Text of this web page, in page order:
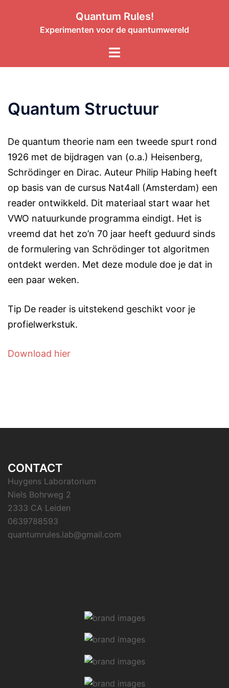
Quantum Rules!
Experimenten voor de quantumwereld
Quantum Structuur
De quantum theorie nam een tweede spurt rond
1926 met de bijdragen van (o.a.) Heisenberg,
Schrödinger en Dirac. Auteur Philip Habing heeft
op basis van de cursus Nat4all (Amsterdam) een
reader ontwikkeld. Dit materiaal start waar het
VWO natuurkunde programma eindigt. Het is
vreemd dat het zo’n 70 jaar heeft geduurd sinds
de formulering van Schrödinger tot algoritmen
ontdekt werden. Met deze module doe je dat in
een paar weken.
Tip De reader is uitstekend geschikt voor je
profielwerkstuk.
Download hier
CONTACT
Huygens Laboratorium
Niels Bohrweg 2
2333 CA Leiden
0639788593
quantumrules.lab@gmail.com